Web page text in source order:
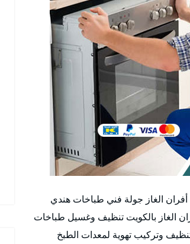
الغاز جولة فني طباخات هندي
الغاز بالكويت تنظيف وغسيل طباخات
وتركيب تهوية لمعدات الطبخ